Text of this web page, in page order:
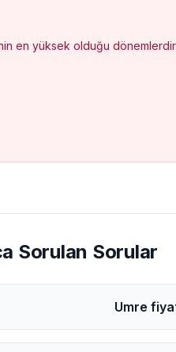
en yüksek olduğu dönemlerdir.
Sorulan Sorular
Umre